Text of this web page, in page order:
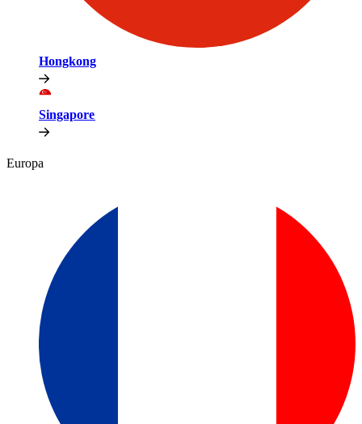
Hongkong​​
Singapore​​
Europa​​